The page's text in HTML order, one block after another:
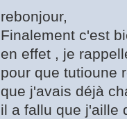
rebonjour,
Finalement c'est
en effet , je
pour que tutioune
que j'avais déjà
il a fallu que j'aille